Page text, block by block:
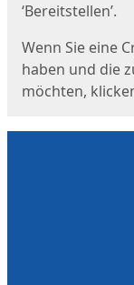
‘Bereitstellen’.
Wenn Sie eine
haben und die
möchten,